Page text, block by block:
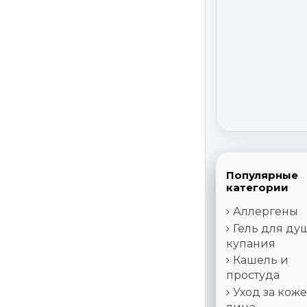
Популярные
категории
Аллергены
Гель для
купания
Кашель и
простуда
Уход за